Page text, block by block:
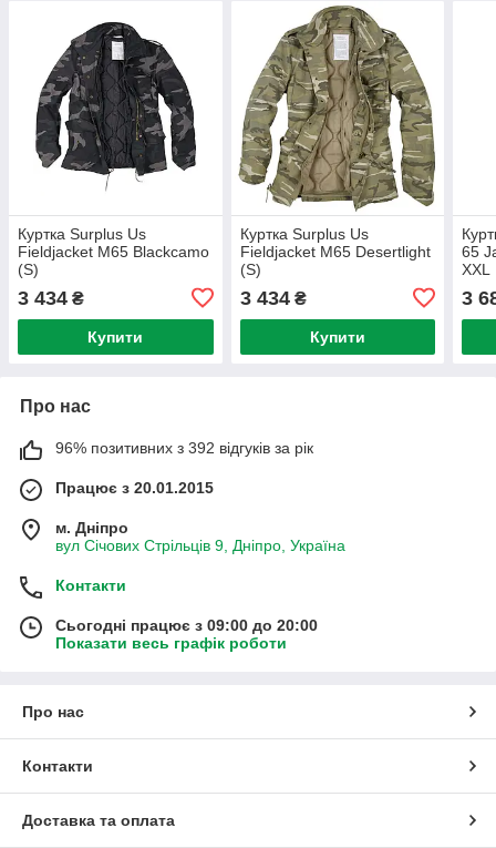
Куртка Surplus Us
Fieldjacket M65 Blackcamo
(S)
3 434 ₴
Купити
Куртка Surplus Us
Fieldjacket M65 Desertlight
(S)
3 434₴
Купити
65
XXL
3
Про нас
96% позитивних з 392 відгуків за рік
Працює з 20.01.2015
м. Дніпро
вул Січових Стрільців 9, Дніпро, Україна
Контакти
Сьогодні працює з 09:00 до 20:00
Показати весь графік роботи
Про нас
Контакти
Доставка та оплата